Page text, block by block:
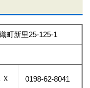
町新里25-125-1
Ｘ 0198-62-8041